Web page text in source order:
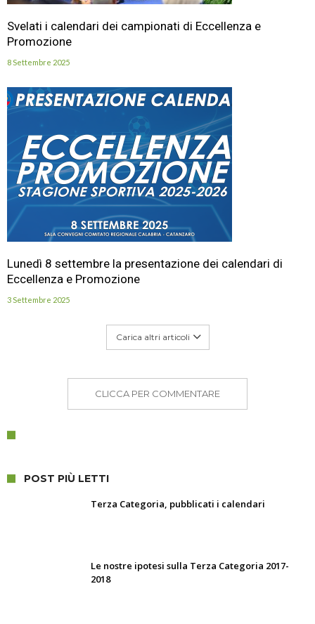
Svelati i calendari dei campionati di Eccellenza e
Promozione
8 Settembre 2025
Lunedì 8 settembre la presentazione dei calendari di
Eccellenza e Promozione
3 Settembre 2025
Carica altri articoli
CLICCA PER COMMENTARE
POST PIÙ LETTI
Terza Categoria, pubblicati i calendari
Le nostre ipotesi sulla Terza Categoria 2017-
2018